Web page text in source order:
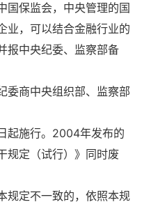
保监会，中央管理的国
业，可以结合金融行业的
报中央纪委、监察部备
商中央组织部、监察部
施行。2004年发布的
规定（试行）》同时废
定不一致的，依照本规